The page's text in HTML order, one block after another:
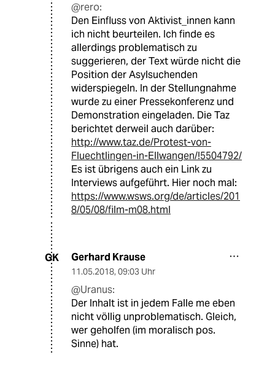
@rero:
Den Einfluss von Aktivist_innen kann
ich nicht beurteilen. Ich finde es
allerdings problematisch zu
suggerieren, der Text würde nicht die
Position der Asylsuchenden
widerspiegeln. In der Stellungnahme
wurde zu einer Pressekonferenz und
Demonstration eingeladen. Die Taz
berichtet derweil auch darüber:
http://www.taz.de/Protest-von-
Fluechtlingen-in-Ellwangen/!5504792/
Es ist übrigens auch ein Link zu
Interviews aufgeführt. Hier noch mal:
https://www.wsws.org/de/articles/201
8/05/08/film-m08.html
GK Gerhard Krause
11.05.2018, 09:03 Uhr
@Uranus:
Der Inhalt ist in jedem Falle me eben
nicht völlig unproblematisch. Gleich,
wer geholfen (im moralisch pos.
Sinne) hat.